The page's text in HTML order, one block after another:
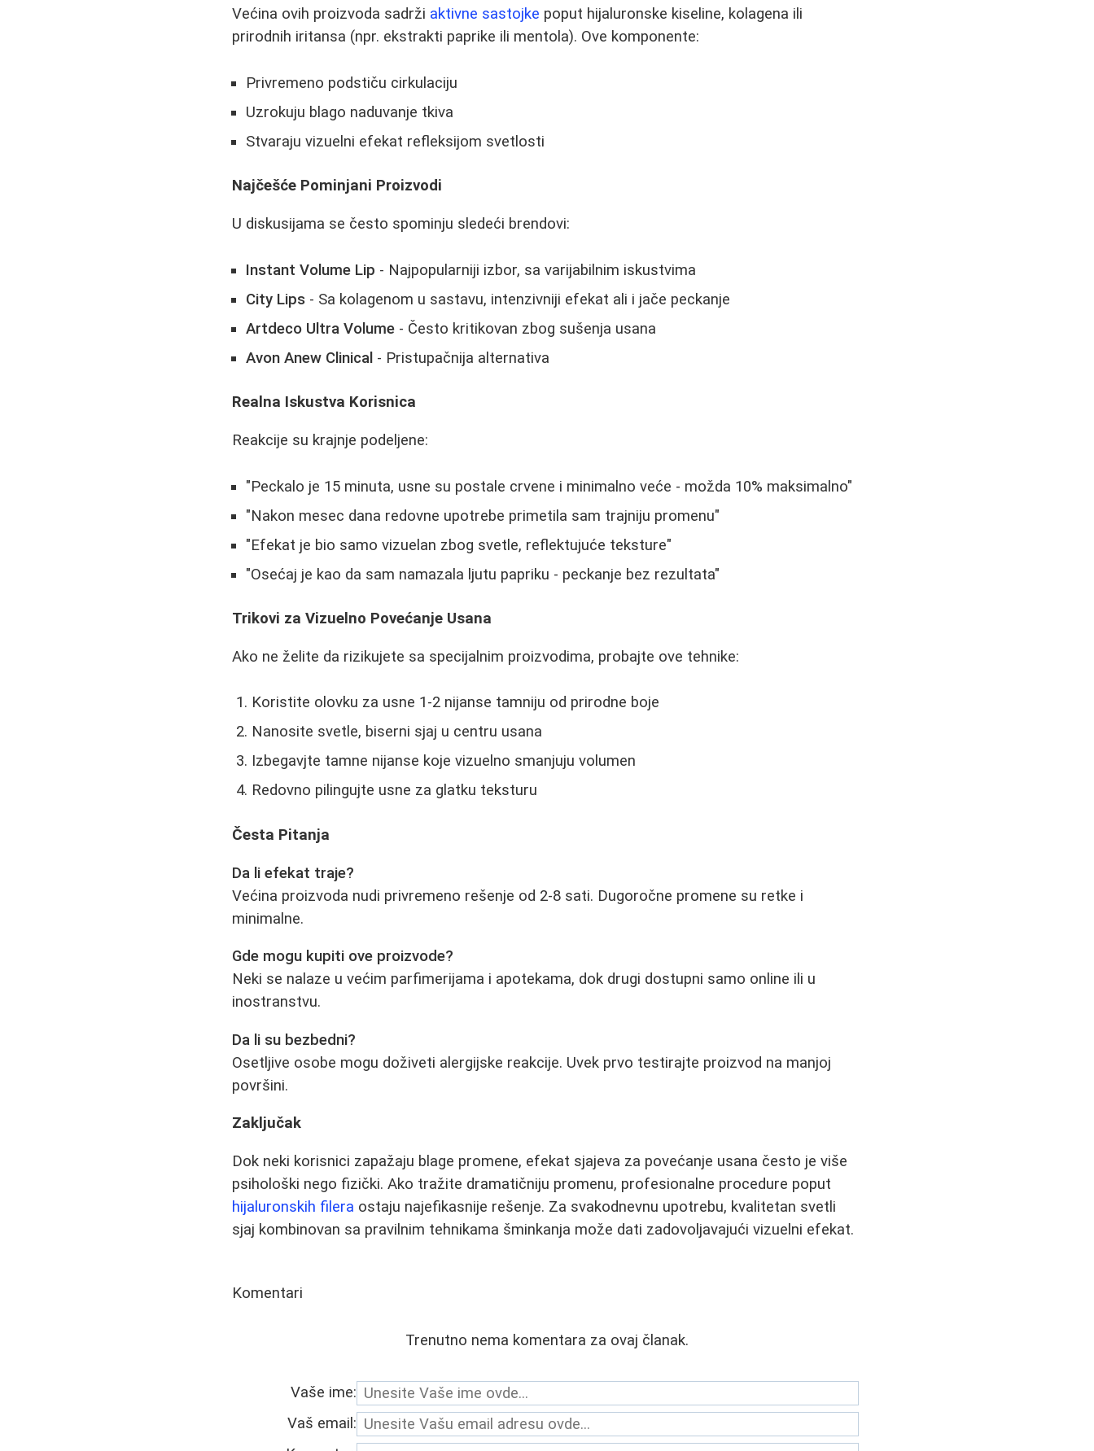
Većina ovih proizvoda sadrži aktivne sastojke poput hijaluronske kiseline, kolagena ili
prirodnih iritansa (npr. ekstrakti paprike ili mentola). Ove komponente:
Privremeno podstiču cirkulaciju
Uzrokuju blago naduvanje tkiva
Stvaraju vizuelni efekat refleksijom svetlosti
Najčešće Pominjani Proizvodi
U diskusijama se često spominju sledeći brendovi:
Instant Volume Lip - Najpopularniji izbor, sa varijabilnim iskustvima
City Lips - Sa kolagenom u sastavu, intenzivniji efekat ali i jače peckanje
Artdeco Ultra Volume - Često kritikovan zbog sušenja usana
Avon Anew Clinical - Pristupačnija alternativa
Realna Iskustva Korisnica
Reakcije su krajnje podeljene:
"Peckalo je 15 minuta, usne su postale crvene i minimalno veće - možda 10% maksimalno"
"Nakon mesec dana redovne upotrebe primetila sam trajniju promenu"
"Efekat je bio samo vizuelan zbog svetle, reflektujuće teksture"
"Osećaj je kao da sam namazala ljutu papriku - peckanje bez rezultata"
Trikovi za Vizuelno Povećanje Usana
Ako ne želite da rizikujete sa specijalnim proizvodima, probajte ove tehnike:
Koristite olovku za usne 1-2 nijanse tamniju od prirodne boje
Nanosite svetle, biserni sjaj u centru usana
Izbegavjte tamne nijanse koje vizuelno smanjuju volumen
Redovno pilingujte usne za glatku teksturu
Česta Pitanja
Da li efekat traje?
Većina proizvoda nudi privremeno rešenje od 2-8 sati. Dugoročne promene su retke i
minimalne.
Gde mogu kupiti ove proizvode?
Neki se nalaze u većim parfimerijama i apotekama, dok drugi dostupni samo online ili u
inostranstvu.
Da li su bezbedni?
Osetljive osobe mogu doživeti alergijske reakcije. Uvek prvo testirajte proizvod na manjoj
površini.
Zaključak
Dok neki korisnici zapažaju blage promene, efekat sjajeva za povećanje usana često je više
psihološki nego fizički. Ako tražite dramatičniju promenu, profesionalne procedure poput
hijaluronskih filera ostaju najefikasnije rešenje. Za svakodnevnu upotrebu, kvalitetan svetli
sjaj kombinovan sa pravilnim tehnikama šminkanja može dati zadovoljavajući vizuelni efekat.
Komentari
Trenutno nema komentara za ovaj članak.
Vaše ime:
Vaš email: